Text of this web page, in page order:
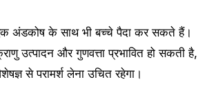
अंडकोष के साथ भी बच्चे पैदा कर सकते हैं।
उत्पादन और गुणवत्ता प्रभावित हो सकती है,
से परामर्श लेना उचित रहेगा।